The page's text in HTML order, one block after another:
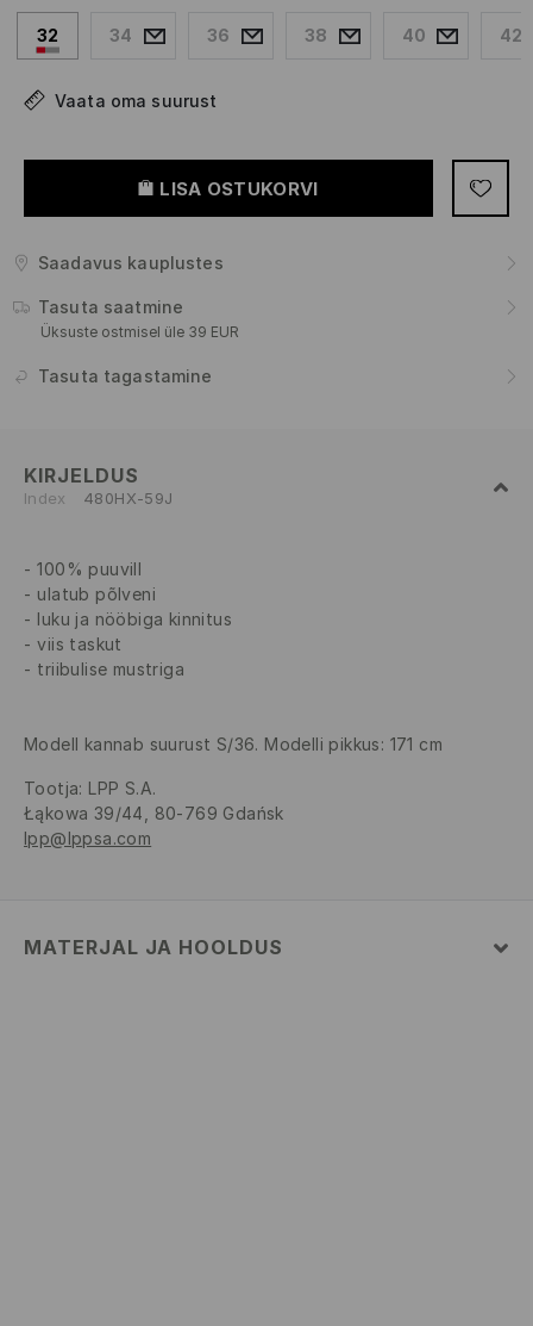
32 34 36 38 40 42
Vaata oma suurust
LISA OSTUKORVI
Saadavus kauplustes
Tasuta saatmine
Üksuste ostmisel üle 39 EUR
Tasuta tagastamine
KIRJELDUS
Index 480HX-59J
100% puuvill
ulatub põlveni
luku ja nööbiga kinnitus
viis taskut
triibulise mustriga
Modell kannab suurust S/36. Modelli pikkus: 171 cm
Tootja: LPP S.A.
Łąkowa 39/44, 80-769 Gdańsk
lpp@lppsa.com
MATERJAL JA HOOLDUS